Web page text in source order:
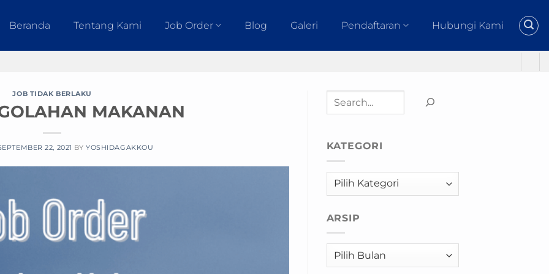
Beranda Tentang Kami Job Order Blog Galeri Pendaftaran Hubungi Kami
JOB TIDAK BERLAKU
MAKANAN
22, 2021 BYYOSHIDAGAKKOU
Cari
KATEGORI
Kategori
ARSIP
Arsip